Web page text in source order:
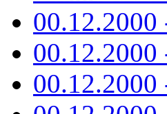
00.12.2000